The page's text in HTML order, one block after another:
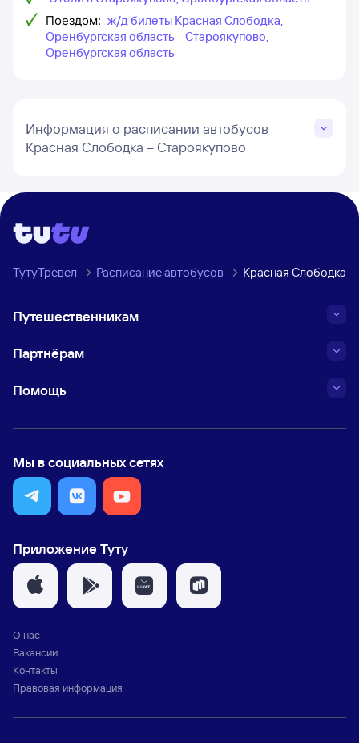
Поездом: ж/д билеты Красная Слободка,
Оренбургская область – Староякупово,
Оренбургская область
Информация о расписании автобусов
Красная Слободка – Староякупово
ТутуТревел Расписание автобусов Красная Слободка,
Путешественникам
Партнёрам
Помощь
Мы в социальных сетях
Приложение Туту
О нас
Вакансии
Контакты
Правовая информация